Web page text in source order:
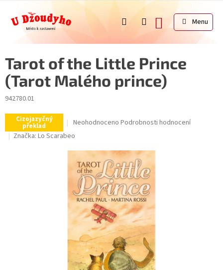
obsah
NÁKUPNÍ
KOŠÍK
Tarot of the Little Prince
(Tarot Malého prince)
942780.01
Cizojazyčný
překlad
Průměrné
produktu
je
0,0
z
5
hvězdiček.
Neohodnoceno Podrobnosti hodnocení
Značka: Lo Scarabeo